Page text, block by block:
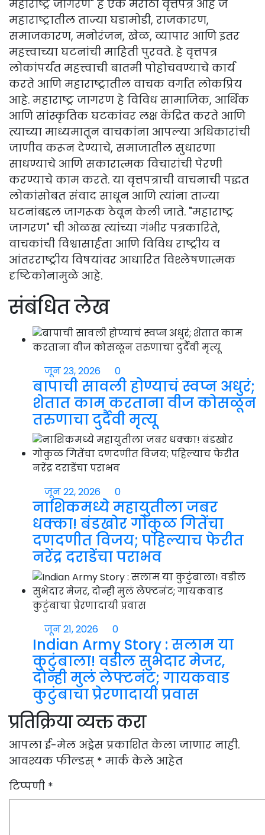
महाराष्ट्र जागरण" हे एक मराठी वृत्तपत्र आहे जे
महाराष्ट्रातील ताज्या घडामोडी, राजकारण,
समाजकारण, मनोरंजन, खेळ, व्यापार आणि इतर
महत्त्वाच्या घटनांची माहिती पुरवते. हे वृत्तपत्र
लोकांपर्यंत महत्त्वाची बातमी पोहोचवण्याचे कार्य
करते आणि महाराष्ट्रातील वाचक वर्गात लोकप्रिय
आहे. महाराष्ट्र जागरण हे विविध सामाजिक, आर्थिक
आणि सांस्कृतिक घटकांवर लक्ष केंद्रित करते आणि
त्याच्या माध्यमातून वाचकांना आपल्या अधिकारांची
जाणीव करून देण्याचे, समाजातील सुधारणा
साधण्याचे आणि सकारात्मक विचारांची पेरणी
करण्याचे काम करते. या वृत्तपत्राची वाचनाची पद्धत
लोकांसोबत संवाद साधून आणि त्यांना ताज्या
घटनांबद्दल जागरूक ठेवून केली जाते. "महाराष्ट्र
जागरण" ची ओळख त्यांच्या गंभीर पत्रकारिते,
वाचकांची विश्वासार्हता आणि विविध राष्ट्रीय व
आंतरराष्ट्रीय विषयांवर आधारित विश्लेषणात्मक
दृष्टिकोनामुळे आहे.
संबंधित लेख
जून 23, 2026 0
बापाची सावली होण्याचं स्वप्न अधुरं;
शेतात काम करताना वीज कोसळून
तरुणाचा दुर्दैवी मृत्यू
जून 22, 2026 0
नाशिकमध्ये महायुतीला जबर
धक्का! बंडखोर गोकुळ गितेंचा
दणदणीत विजय; पहिल्याच फेरीत
नरेंद्र दराडेंचा पराभव
जून 21, 2026 0
Indian Army Story : सलाम या
कुटुंबाला! वडील सुभेदार मेजर,
दोन्ही मुलं लेफ्टनंट; गायकवाड
कुटुंबाचा प्रेरणादायी प्रवास
प्रतिक्रिया व्यक्त करा
आपला ई-मेल अड्रेस प्रकाशित केला जाणार नाही.
आवश्यक फील्डस् * मार्क केले आहेत
टिप्पणी *